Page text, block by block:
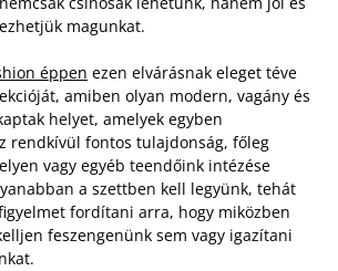
magunkat.
éppen ezen elvárásnak eleget téve
amiben olyan modern, vagány és
helyet, amelyek egyben
rendkívül fontos tulajdonság, főleg
vagy egyéb teendőink intézése
a szettben kell legyünk, tehát
fordítani arra, hogy miközben
feszengenünk sem vagy igazítani